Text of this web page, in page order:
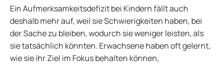
Ein Aufmerksamkeitsdefizit bei Kindern fällt auch
deshalb mehr auf, weil sie Schwierigkeiten haben, bei
der Sache zu bleiben, wodurch sie weniger leisten, als
sie tatsächlich könnten. Erwachsene haben oft gelernt,
wie sie ihr Ziel im Fokus behalten können,